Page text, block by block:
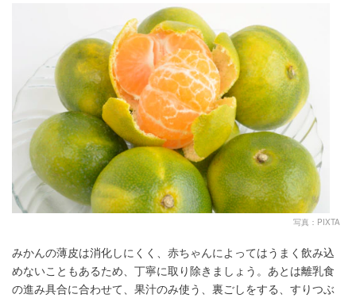
写真：PIXTA
みかんの薄皮は消化しにくく、赤ちゃんによってはうまく飲み込
めないこともあるため、丁寧に取り除きましょう。あとは離乳食
の進み具合に合わせて、果汁のみ使う、裏ごしをする、すりつぶ